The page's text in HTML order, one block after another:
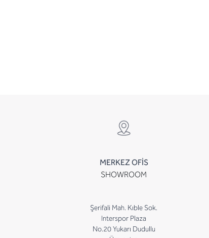
MERKEZ OFİS
SHOWROOM
Şerifali Mah. Kıble Sok.
Interspor Plaza
No.20 Yukarı Dudullu